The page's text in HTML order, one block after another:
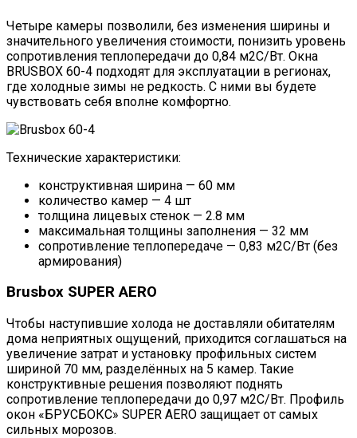
Четыре камеры позволили, без изменения ширины и
значительного увеличения стоимости, понизить уровень
сопротивления теплопередачи до 0,84 м2С/Вт. Окна
BRUSBOX 60-4 подходят для эксплуатации в регионах,
где холодные зимы не редкость. С ними вы будете
чувствовать себя вполне комфортно.
Технические характеристики:
конструктивная ширина — 60 мм
количество камер — 4 шт
толщина лицевых стенок — 2.8 мм
максимальная толщины заполнения — 32 мм
сопротивление теплопередаче — 0,83 м2С/Вт (без
армирования)
Brusbox SUPER AERO
Чтобы наступившие холода не доставляли обитателям
дома неприятных ощущений, приходится соглашаться на
увеличение затрат и установку профильных систем
шириной 70 мм, разделённых на 5 камер. Такие
конструктивные решения позволяют поднять
сопротивление теплопередачи до 0,97 м2С/Вт. Профиль
окон «БРУСБОКС» SUPER AERO защищает от самых
сильных морозов.